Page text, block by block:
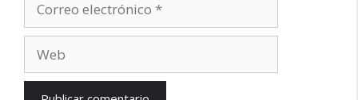
electrónico